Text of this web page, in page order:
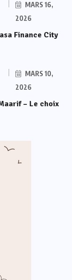
MARS 16,
2026
Finance City
MARS 10,
2026
– Le choix